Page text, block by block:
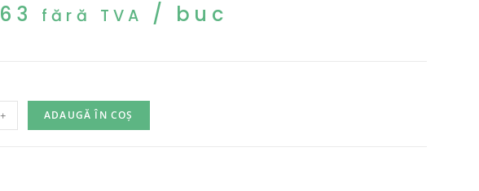
fără TVA / buc
+ ADAUGĂ ÎN COȘ